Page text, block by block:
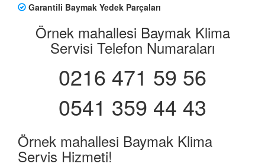
Garantili Baymak Yedek Parçaları
Örnek mahallesi Baymak Klima
Servisi Telefon Numaraları
0216 471 59 56
0541 359 44 43
Örnek mahallesi Baymak Klima
Servis Hizmeti!